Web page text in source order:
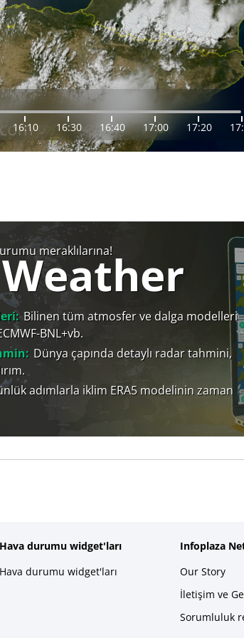
16:10 16:30 16:40 17:00 17:20
meraklılarına!
Bilinen tüm atmosfer ve dalga modelleri
BNL+vb.
Dünya çapında detaylı radar tahmini,
adımlarla iklim ERA5 modelinin zaman
Hava durumu widget'ları
Hava durumu widget'ları
Infoplaza
Our Story
İletişim ve
Sorumluluk